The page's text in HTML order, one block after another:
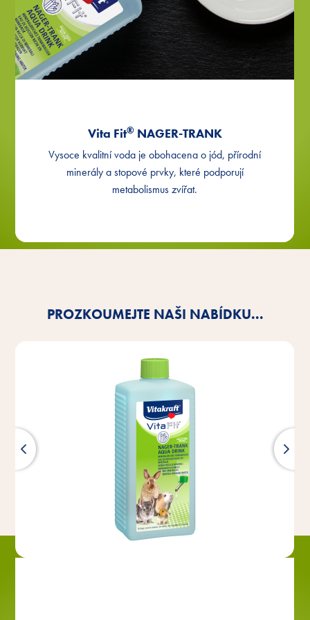
Vita Fit®NAGER-TRANK
Vysoce kvalitní voda je obohacena o jód, přírodní
minerály a stopové prvky, které podporují
metabolismus zvířat.
PROZKOUMEJTE NAŠI NABÍDKU...